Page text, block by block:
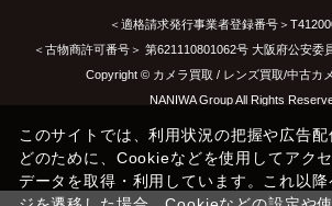
＜適格請求発行事業者登録番号＞
＜古物商許可番号＞ 第621110801062号 大阪府公安委
Copyright © カメラ買取 / レンズ買取/中古カ
NANIWA Group All Rights
このサイトでは、利用状況の把握や広告配
どのために、Cookieなどを使用してアク
データを取得・利用しています。これ以降